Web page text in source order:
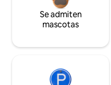
Se admiten
mascotas